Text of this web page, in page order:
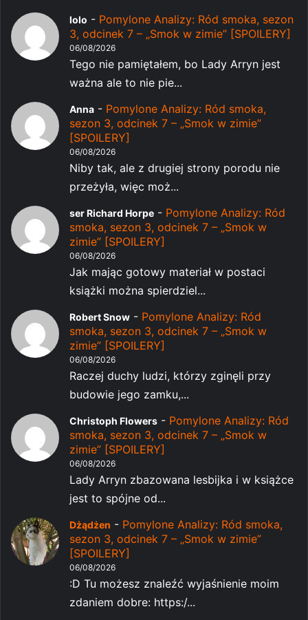
lolo - Pomylone Analizy: Ród smoka, sezon
3, odcinek 7 – „Smok w zimie” [SPOILERY]
06/08/2026
Tego nie pamiętałem, bo Lady Arryn jest
ważna ale to nie pie...
Anna - Pomylone Analizy: Ród smoka,
sezon 3, odcinek 7 – „Smok w zimie”
[SPOILERY]
06/08/2026
Niby tak, ale z drugiej strony porodu nie
przeżyła, więc moż...
ser Richard Horpe - Pomylone Analizy: Ród
smoka, sezon 3, odcinek 7 – „Smok w
zimie” [SPOILERY]
06/08/2026
Jak mając gotowy materiał w postaci
książki można spierdziel...
Robert Snow - Pomylone Analizy: Ród
smoka, sezon 3, odcinek 7 – „Smok w
zimie” [SPOILERY]
06/08/2026
Raczej duchy ludzi, którzy zginęli przy
budowie jego zamku,...
Christoph Flowers - Pomylone Analizy: Ród
smoka, sezon 3, odcinek 7 – „Smok w
zimie” [SPOILERY]
06/08/2026
Lady Arryn zbazowana lesbijka i w książce
jest to spójne od...
Dżądżen - Pomylone Analizy: Ród smoka,
sezon 3, odcinek 7 – „Smok w zimie”
[SPOILERY]
06/08/2026
:D Tu możesz znaleźć wyjaśnienie moim
zdaniem dobre: https:/...